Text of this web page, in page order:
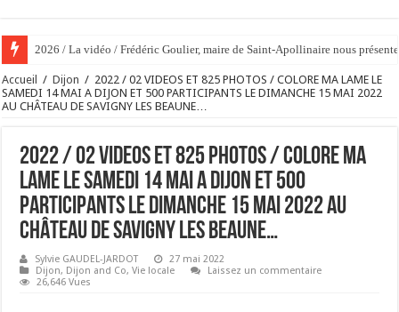
2026 / La vidéo / Frédéric Goulier, maire de Saint-Apollinaire nous
2026 / 01 vidéo et 51 photos / « JE T’ACCUSE »…ET MAINTENANT
Accueil / Dijon / 2022 / 02 VIDEOS ET 825 PHOTOS / COLORE MA LAME LE
SAMEDI 14 MAI A DIJON ET 500 PARTICIPANTS LE DIMANCHE 15 MAI 2022
AU CHÂTEAU DE SAVIGNY LES BEAUNE…
2022 / 02 VIDEOS ET 825 PHOTOS / COLORE MA
LAME LE SAMEDI 14 MAI A DIJON ET 500
PARTICIPANTS LE DIMANCHE 15 MAI 2022 AU
CHÂTEAU DE SAVIGNY LES BEAUNE…
Sylvie GAUDEL-JARDOT
27 mai 2022
Dijon, Dijon and Co,Vie locale
Laissez un commentaire
26,646 Vues